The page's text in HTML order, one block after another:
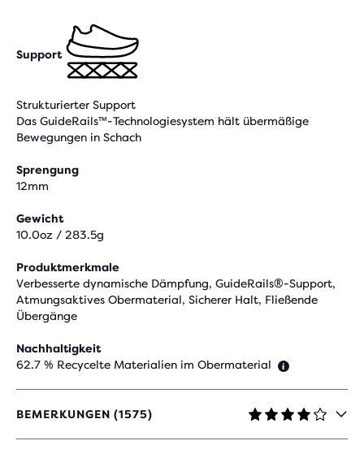
Support
Strukturierter Support
Das GuideRails™-Technologiesystem hält übermäßige
Bewegungen in Schach
Sprengung
12mm
Gewicht
10.0oz / 283.5g
Produktmerkmale
Verbesserte dynamische Dämpfung, GuideRails®-Support,
Atmungsaktives Obermaterial, Sicherer Halt, Fließende
Übergänge
Nachhaltigkeit
62.7 % Recycelte Materialien im Obermaterial
BEMERKUNGEN (1575)
4,2
VON